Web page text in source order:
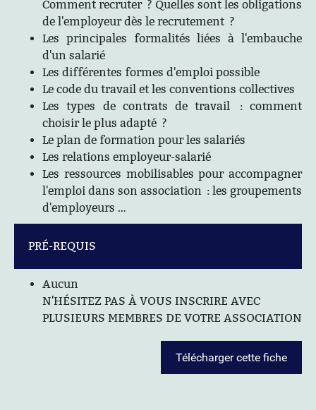
Comment recruter ? Quelles sont les obligations
de l'employeur dès le recrutement ?
Les principales formalités liées à l'embauche
d'un salarié
Les différentes formes d'emploi possible
Le code du travail et les conventions collectives
Les types de contrats de travail : comment
choisir le plus adapté ?
Le plan de formation pour les salariés
Les relations employeur-salarié
Les ressources mobilisables pour accompagner
l'emploi dans son association : les groupements
d'employeurs …
PRÉ-REQUIS
Aucun
N'HÉSITEZ PAS À VOUS INSCRIRE AVEC
PLUSIEURS MEMBRES DE VOTRE ASSOCIATION
Télécharger cette fiche